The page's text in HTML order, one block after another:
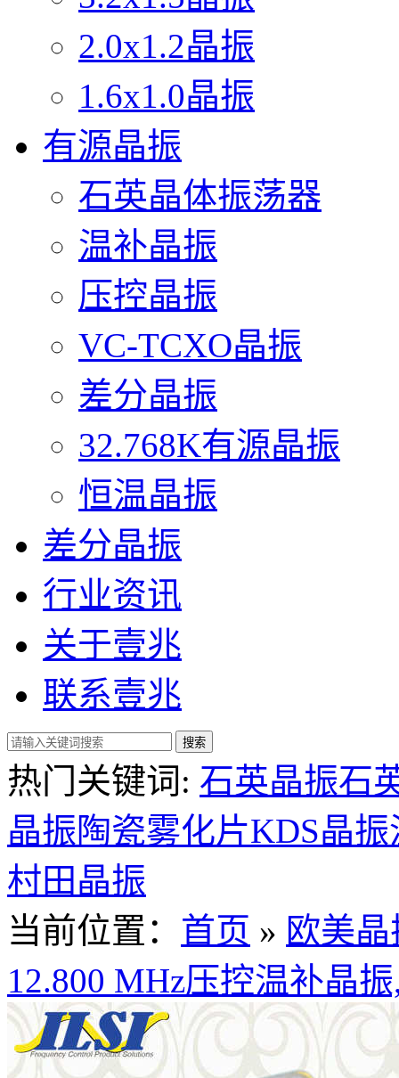
2.0x1.2晶振
1.6x1.0晶振
有源晶振
石英晶体振荡器
温补晶振
压控晶振
VC-TCXO晶振
差分晶振
32.768K有源晶振
恒温晶振
差分晶振
行业资讯
关于壹兆
联系壹兆
热门关键词: 石英晶振石
晶振陶瓷雾化片KDS晶振
村田晶振
当前位置： 首页 » 欧美晶
12.800 MHz压控温补晶